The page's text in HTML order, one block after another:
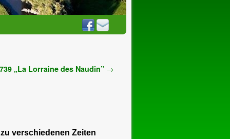
„La Lorraine des Naudin” →
verschiedenen Zeiten